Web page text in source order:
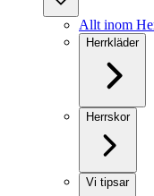
Allt inom
Herrkläder
Herrskor
Vi tipsar